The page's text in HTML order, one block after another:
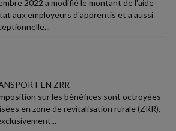
2022 a modifié le montant de l'aide
aux employeurs d'apprentis et a aussi
EN ZRR
sur les bénéfices sont octroyées
en zone de revitalisation rurale (ZRR),